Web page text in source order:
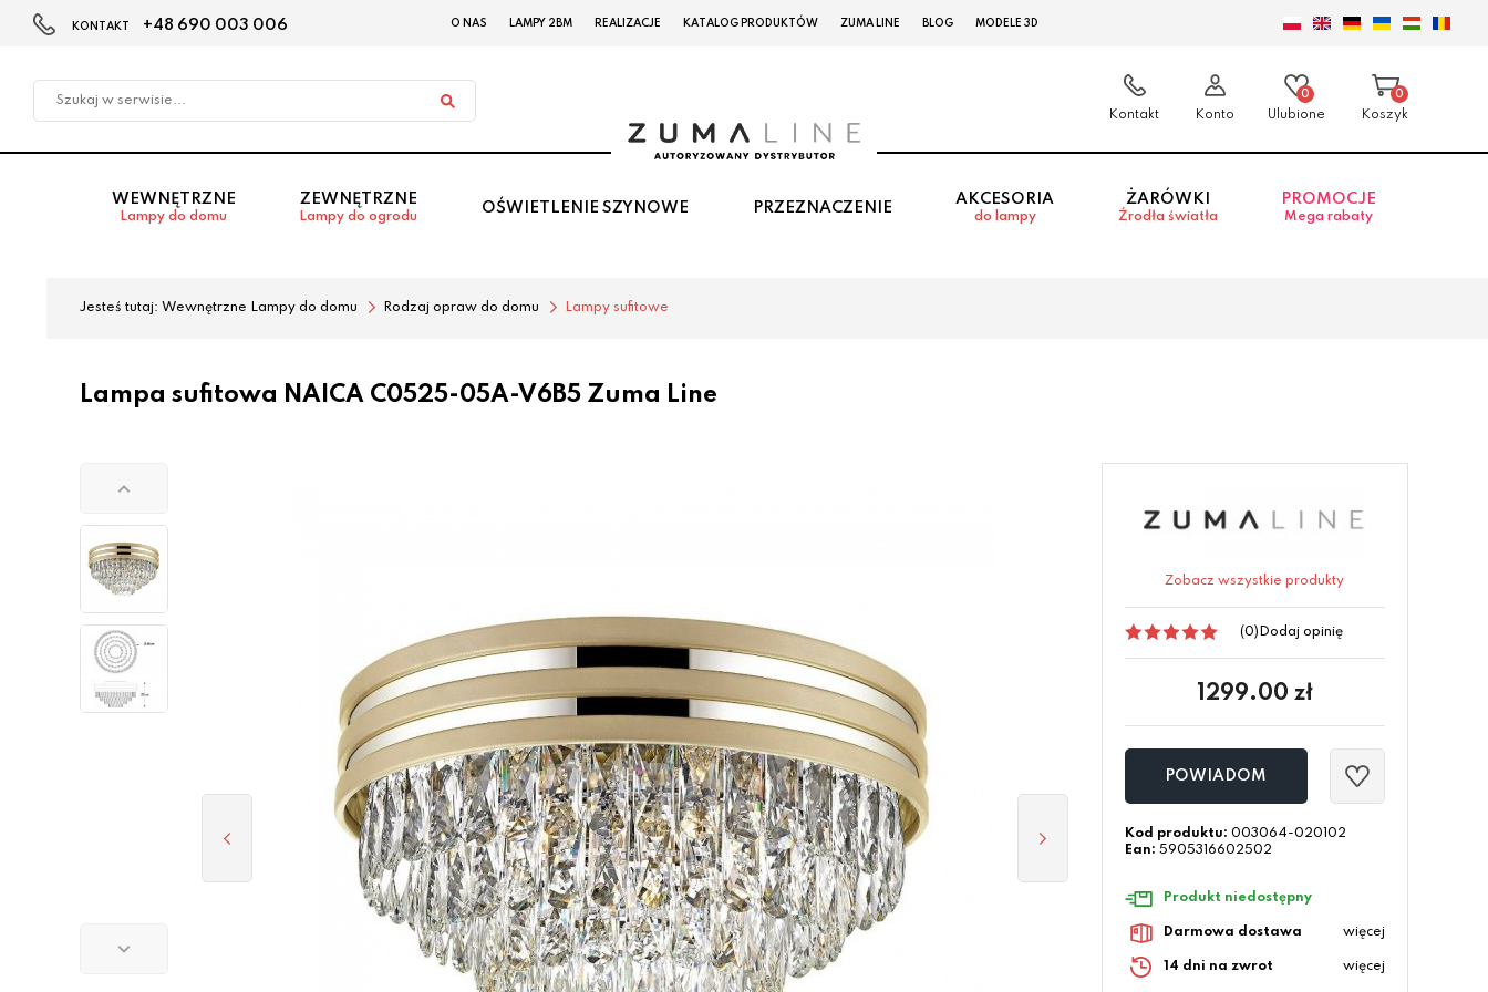
w
KONTAKT +48 690 003 006 O NAS LAMPY 2BM REALIZACJE KATALOG PRODUKTÓW ZUMA LINE BLOG MODELE 3D
Kontakt Konto
0
Ulubione
0
Koszyk
WEWNĘTRZNE
Lampy do domu
ZEWNĘTRZNE
Lampy do ogrodu
OŚWIETLENIE SZYNOWE PRZEZNACZENIE
AKCESORIA
do lampy
ŻARÓWKI
Źrodła światła
PROMOCJE
Mega rabaty
Jesteś tutaj: Wewnętrzne Lampy do domu Rodzaj opraw do domu Lampy sufitowe
Lampa sufitowa NAICA C0525-05A-V6B5 Zuma Line
Zobacz wszystkie produkty
(0) Dodaj opinię
1299.00 zł
POWIADOM
Kod produktu: 003064-020102
Ean: 5905316602502
Produkt niedostępny
Darmowa dostawa więcej
14 dni na zwrot więcej